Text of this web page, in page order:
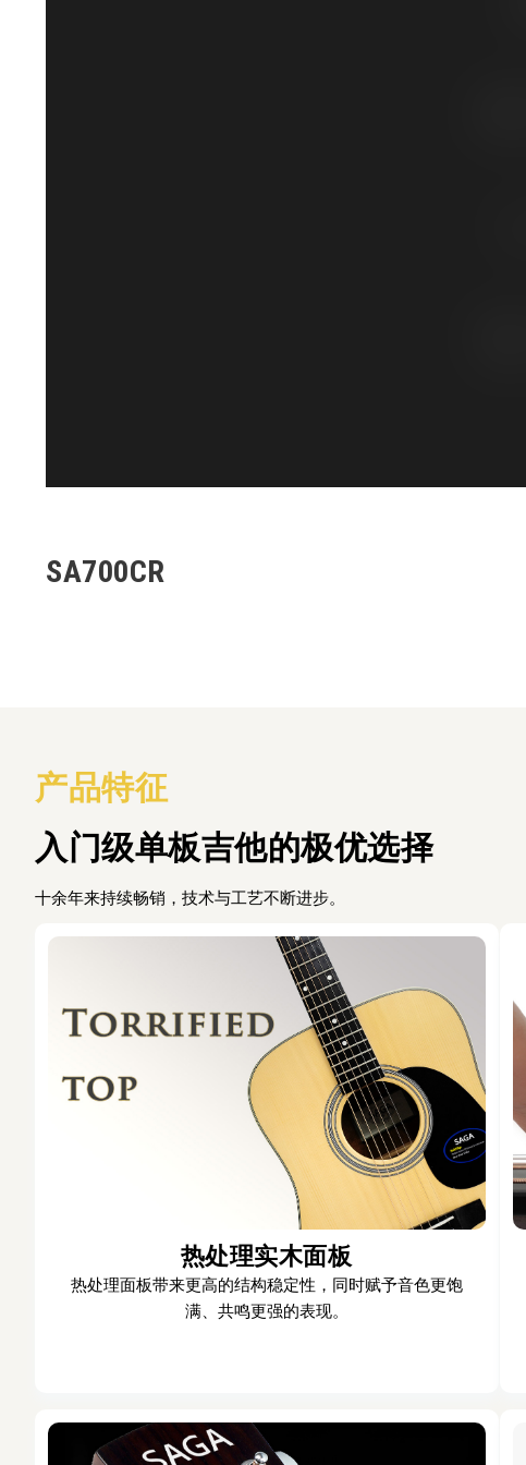
SA700CR
产品特征
入门级单板吉他的极优选择
十余年来持续畅销，技术与工艺不断进步。
热处理实木面板
热处理面板带来更高的结构稳定性，同时赋予音色更饱
满、共鸣更强的表现。